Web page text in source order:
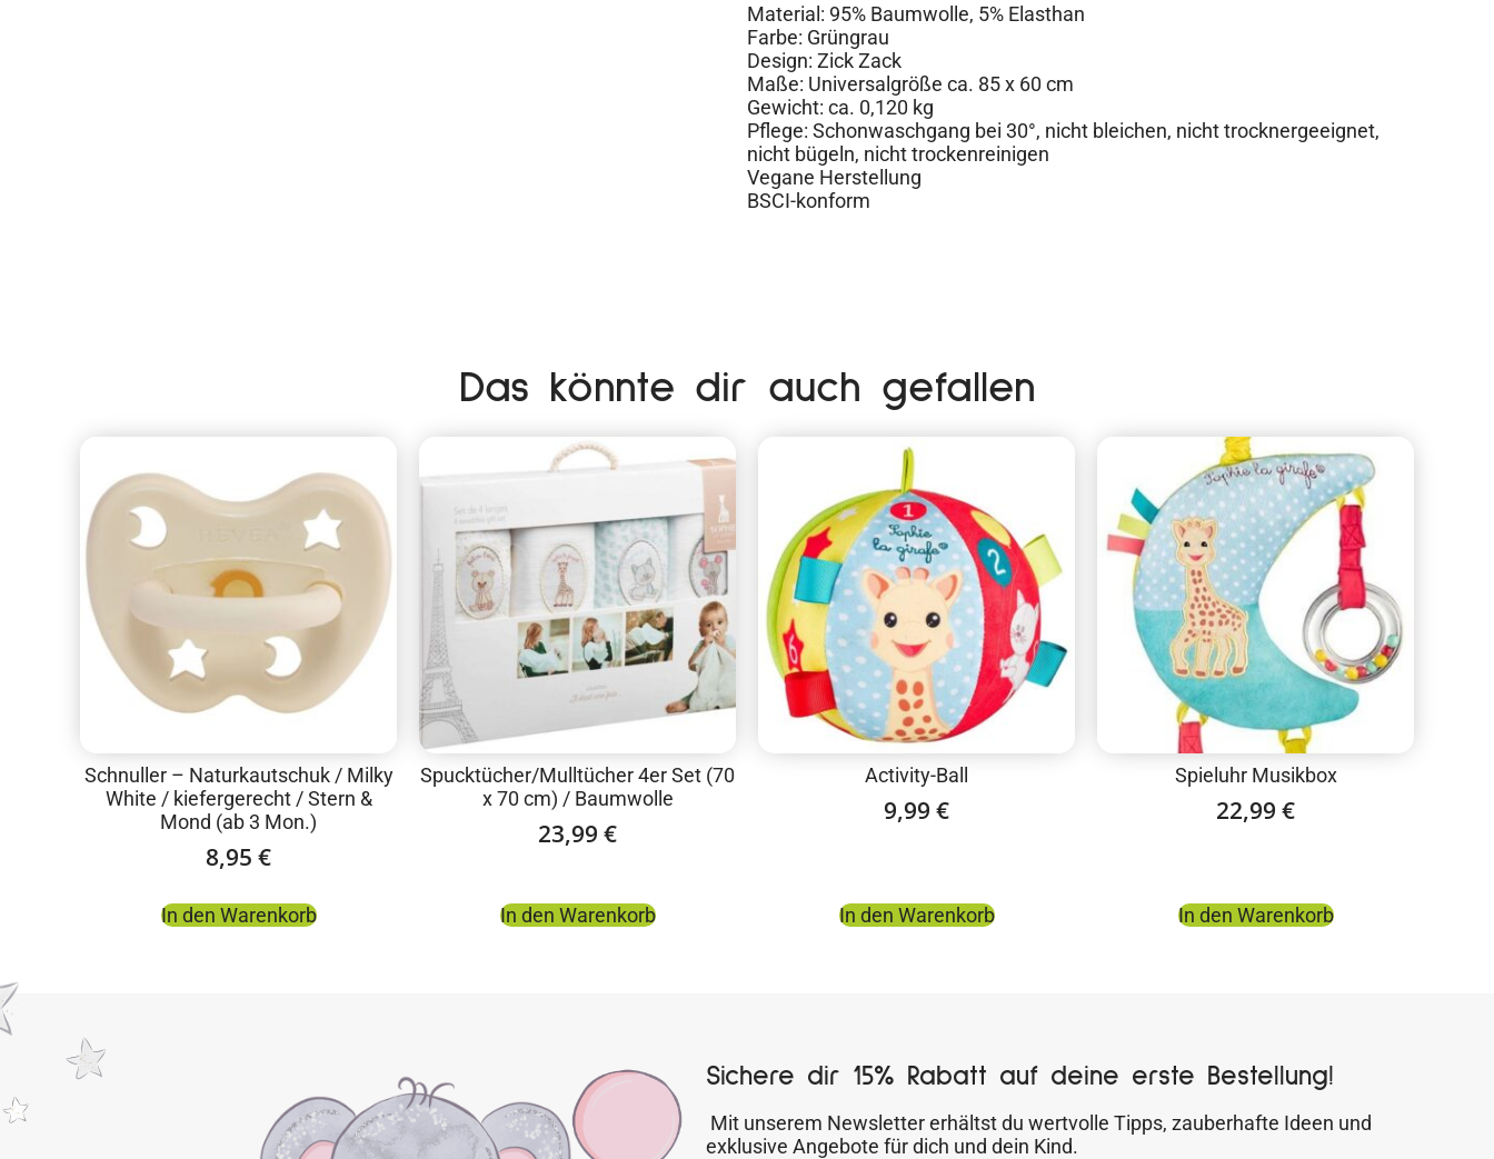
Material: 95% Baumwolle, 5% Elasthan
Farbe: Grüngrau
Design: Zick Zack
Maße: Universalgröße ca. 85 x 60 cm
Gewicht: ca. 0,120 kg
Pflege: Schonwaschgang bei 30°, nicht bleichen, nicht trocknergeeignet,
nicht bügeln, nicht trockenreinigen
Vegane Herstellung
BSCI-konform
Das könnte dir auch gefallen
Schnuller – Naturkautschuk / Milky
White / kiefergerecht / Stern &
Mond (ab 3 Mon.)
8,95 €
In den Warenkorb
Spucktücher/Mulltücher 4er Set (70
x 70 cm) / Baumwolle
23,99 €
In den Warenkorb
Activity-Ball
9,99 €
In den Warenkorb
Spieluhr Musikbox
22,99 €
In den Warenkorb
Sichere dir 15% Rabatt auf deine erste Bestellung!
Mit unserem Newsletter erhältst du wertvolle Tipps, zauberhafte Ideen und
exklusive Angebote für dich und dein Kind.